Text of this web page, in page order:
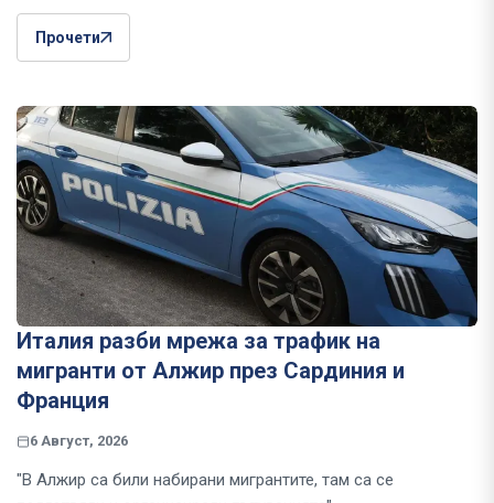
Прочети
Италия разби мрежа за трафик на
мигранти от Алжир през Сардиния и
Франция
6 Август, 2026
"В Алжир са били набирани мигрантите, там са се